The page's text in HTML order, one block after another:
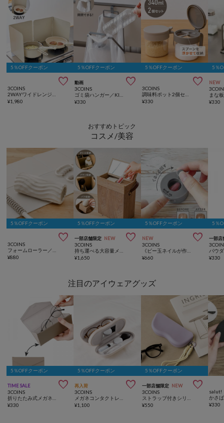
5％OFFクーポン

3COINS
¥1,980
5％OFFクーポン
動画 
3COINS
¥330
5％OFFクーポン

3COINS
¥330
5％
NEW
¥330
おすすめトピック
コスメ/美容
5％OFFクーポン

3COINS
¥880
5％OFFクーポン
一部店舗限定 NEW 
3COINS
¥1,650
5％OFFクーポン
NEW 
3COINS
《ビー玉ネイルが作れる》マグネイルメーカー／and us
¥660
5％
一部店
¥330
注目のアイウェアグッズ
5％OFFクーポン
TIME SALE 
3COINS
¥330
5％OFFクーポン
再入荷 
3COINS
¥1,100
5％OFFクーポン
一部店舗限定 NEW 
3COINS
¥550
salut!
¥330